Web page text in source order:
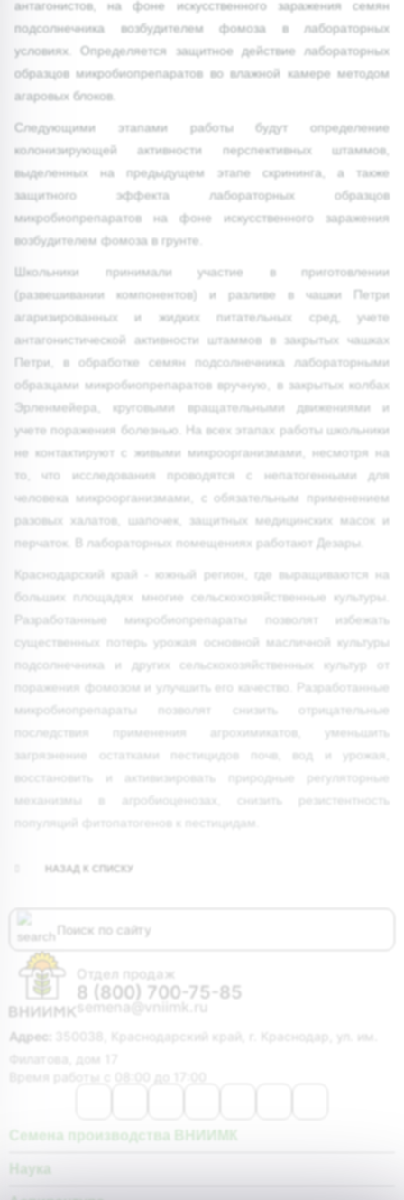
антагонистов, на фоне искусственного заражения семян
подсолнечника возбудителем фомоза в лабораторных
условиях. Определяется защитное действие лабораторных
образцов микробиопрепаратов во влажной камере методом
агаровых блоков.
Следующими этапами работы будут определение
колонизирующей активности перспективных штаммов,
выделенных на предыдущем этапе скрининга, а также
защитного эффекта лабораторных образцов
микробиопрепаратов на фоне искусственного заражения
возбудителем фомоза в грунте.
Школьники принимали участие в приготовлении
(развешивании компонентов) и разливе в чашки Петри
агаризированных и жидких питательных сред, учете
антагонистической активности штаммов в закрытых чашках
Петри, в обработке семян подсолнечника лабораторными
образцами микробиопрепаратов вручную, в закрытых колбах
Эрленмейера, круговыми вращательными движениями и
учете поражения болезнью. На всех этапах работы школьники
не контактируют с живыми микроорганизмами, несмотря на
то, что исследования проводятся с непатогенными для
человека микроорганизмами, с обязательным применением
разовых халатов, шапочек, защитных медицинских масок и
перчаток. В лабораторных помещениях работают Дезары.
Краснодарский край - южный регион, где выращиваются на
больших площадях многие сельскохозяйственные культуры.
Разработанные микробиопрепараты позволят избежать
существенных потерь урожая основной масличной культуры
подсолнечника и других сельскохозяйственных культур от
поражения фомозом и улучшить его качество. Разработанные
микробиопрепараты позволят снизить отрицательные
последствия применения агрохимикатов, уменьшить
загрязнение остатками пестицидов почв, вод и урожая,
восстановить и активизировать природные регуляторные
механизмы в агробиоценозах, снизить резистентность
популяций фитопатогенов к пестицидам.
НАЗАД К СПИСКУ
Отдел продаж
8 (800) 700-75-85
semena@vniimk.ru
Адрес:
350038, Краснодарский край, г. Краснодар, ул. им.
Филатова, дом 17
Семена производства ВНИИМК
Наука